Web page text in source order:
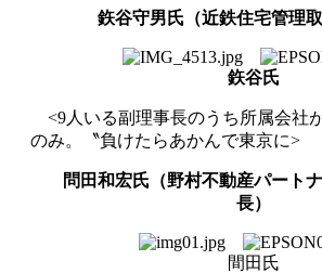
鉃谷守男氏（近鉄住宅管理取
鉃谷氏
<9人いる副理事長のうち所属会社
のみ。〝負けたらあかんで東京に>
問田和宏氏（野村不動産パート
長）
間田氏